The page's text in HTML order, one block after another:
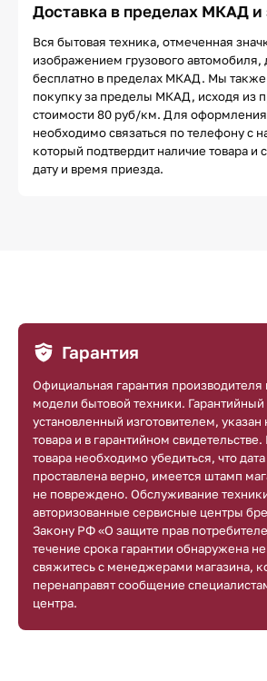
Доставка в пределах МКАД
Вся бытовая техника, отмеченная
изображением грузового автомобиля,
бесплатно в пределах МКАД. Мы также
покупку за пределы МКАД, исходя из
стоимости 80 руб/км. Для оформления
необходимо связаться по телефону с
который подтвердит наличие товара и
дату и время приезда.
Гарантия
Официальная гарантия производителя
модели бытовой техники. Гарантийный
установленный изготовителем, указан
товара и в гарантийном
товара необходимо убедиться, что
проставлена верно, имеется штамп
не повреждено. Обслуживание
авторизованные сервисные центры
Закону РФ «О защите прав
течение срока гарантии обнаружена
свяжитесь с менеджерами магазина,
перенаправят сообщение
центра.